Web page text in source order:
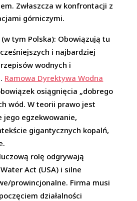
Zwłaszcza w konfrontacji z
górniczymi.
tym Polska): Obowiązują tu
i najbardziej
wodnych i
Ramowa Dyrektywa Wodna
osiągnięcia „dobrego
wód. W teorii prawo jest
jego egzekwowanie,
gigantycznych kopalń,
rolę odgrywają
Act (USA) i silne
prowincjonalne. Firma musi
działalności